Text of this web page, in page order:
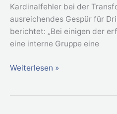
Kardinalfehler bei der
ausreichendes Gespür für
berichtet: „Bei einigen der
eine interne Gruppe eine
Weiterlesen »